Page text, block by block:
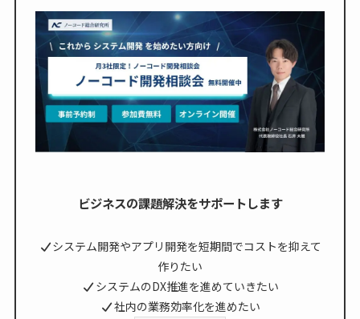
ビジネスの課題解決をサポートします
システム開発やアプリ開発を短期間でコストを抑えて
作りたい
システムのDX推進を進めていきたい
社内の業務効率化を進めたい